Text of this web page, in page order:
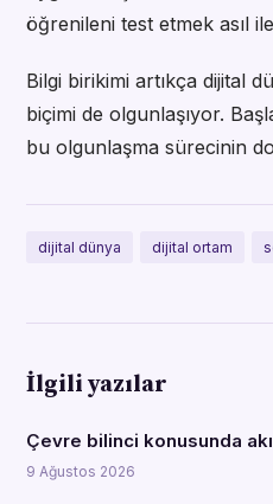
öğrenileni test etmek asıl
Bilgi birikimi artıkça dijital
biçimi de olgunlaşıyor.
bu olgunlaşma sürecinin
dijital dünya dijital ortam
İlgili yazılar
Çevre bilinci konusunda
9 Ağustos 2026